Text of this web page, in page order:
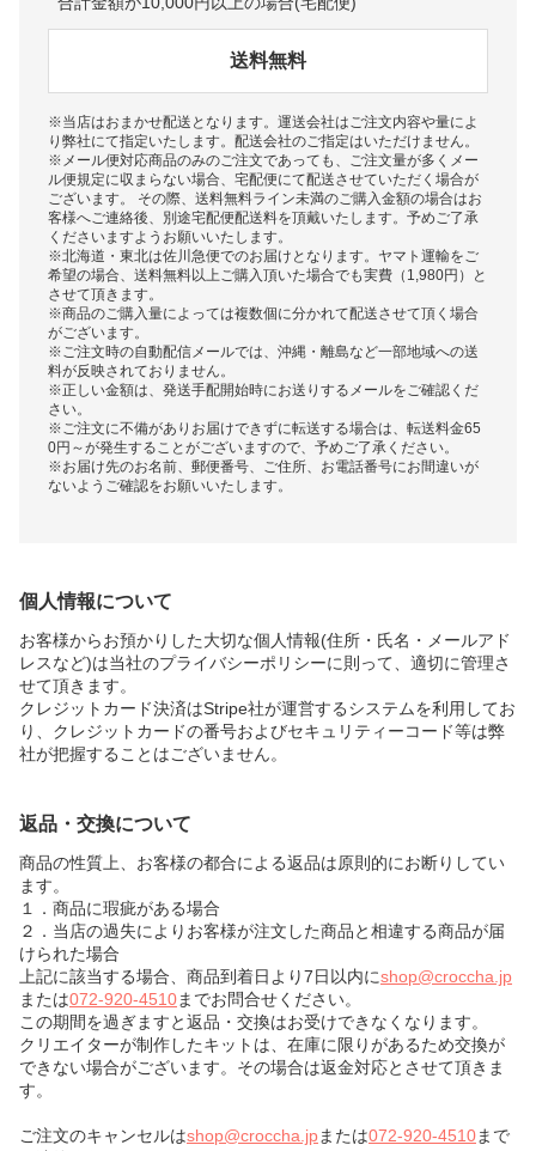
送料無料
※当店はおまかせ配送となります。運送会社はご注文内容や量によ
り弊社にて指定いたします。配送会社のご指定はいただけません。
※メール便対応商品のみのご注文であっても、ご注文量が多くメー
ル便規定に収まらない場合、宅配便にて配送させていただく場合が
ございます。 その際、送料無料ライン未満のご購入金額の場合はお
客様へご連絡後、別途宅配便配送料を頂戴いたします。予めご了承
くださいますようお願いいたします。
※北海道・東北は佐川急便でのお届けとなります。ヤマト運輸をご
希望の場合、送料無料以上ご購入頂いた場合でも実費（1,980円）と
させて頂きます。
※商品のご購入量によっては複数個に分かれて配送させて頂く場合
がございます。
※ご注文時の自動配信メールでは、沖縄・離島など一部地域への送
料が反映されておりません。
※正しい金額は、発送手配開始時にお送りするメールをご確認くだ
さい。
※ご注文に不備がありお届けできずに転送する場合は、転送料金65
0円～が発生することがございますので、予めご了承ください。
※お届け先のお名前、郵便番号、ご住所、お電話番号にお間違いが
ないようご確認をお願いいたします。
個人情報について
お客様からお預かりした大切な個人情報(住所・氏名・メールアド
レスなど)は当社のプライバシーポリシーに則って、適切に管理さ
せて頂きます。
クレジットカード決済はStripe社が運営するシステムを利用してお
り、クレジットカードの番号およびセキュリティーコード等は弊
社が把握することはございません。
返品・交換について
商品の性質上、お客様の都合による返品は原則的にお断りしてい
ます。
１．商品に瑕疵がある場合
２．当店の過失によりお客様が注文した商品と相違する商品が届
けられた場合
上記に該当する場合、商品到着日より7日以内にshop@croccha.jp
または072-920-4510までお問合せください。
この期間を過ぎますと返品・交換はお受けできなくなります。
クリエイターが制作したキットは、在庫に限りがあるため交換が
できない場合がございます。その場合は返金対応とさせて頂きま
す。
ご注文のキャンセルはshop@croccha.jpまたは072-920-4510まで